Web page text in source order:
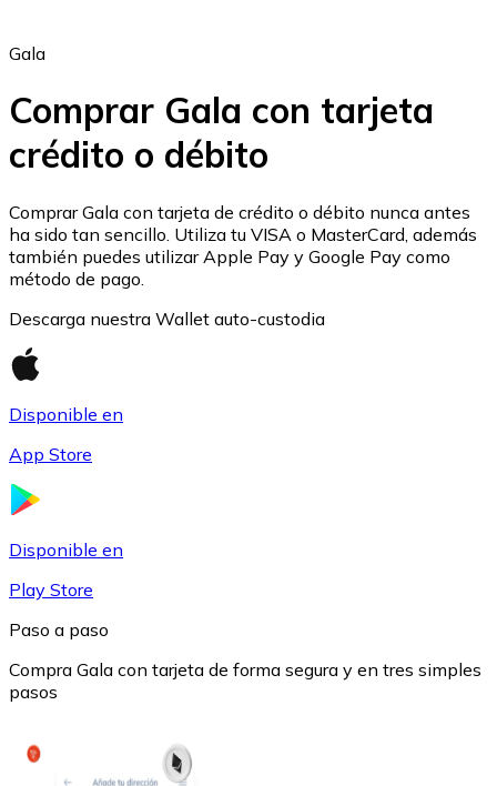
Ethereum
ETH
Gala
Comprar Gala con tarjeta
crédito o débito
Comprar Gala con tarjeta de crédito o débito nunca antes
ha sido tan sencillo. Utiliza tu VISA o MasterCard, además
también puedes utilizar Apple Pay y Google Pay como
método de pago.
Descarga nuestra Wallet auto-custodia
Disponible en
App Store
Disponible en
Play Store
Paso a paso
Compra Gala con tarjeta de forma segura y en tres simples
pasos